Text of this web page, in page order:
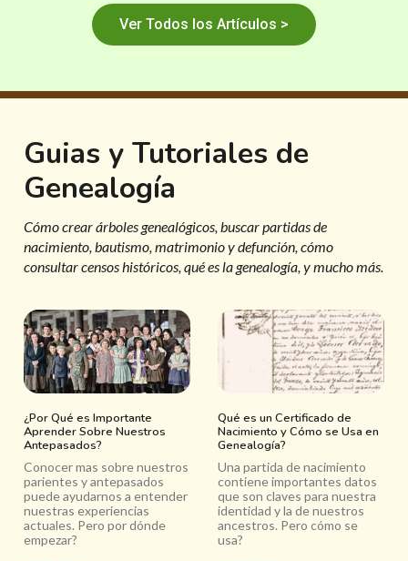
Ver Todos los Artículos >
Guias y Tutoriales de
Genealogía
Cómo crear árboles genealógicos, buscar partidas de
nacimiento, bautismo, matrimonio y defunción, cómo
consultar censos históricos, qué es la genealogía, y mucho más.
¿Por Qué es Importante
Aprender Sobre Nuestros
Antepasados?
Conocer mas sobre nuestros
parientes y antepasados
puede ayudarnos a entender
nuestras experiencias
actuales. Pero por dónde
empezar?
Qué es un Certificado de
Nacimiento y Cómo se Usa en
Genealogía?
Una partida de nacimiento
contiene importantes datos
que son claves para nuestra
identidad y la de nuestros
ancestros. Pero cómo se
usa?